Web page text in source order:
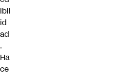
ibil
id
ad
.
Ha
ce